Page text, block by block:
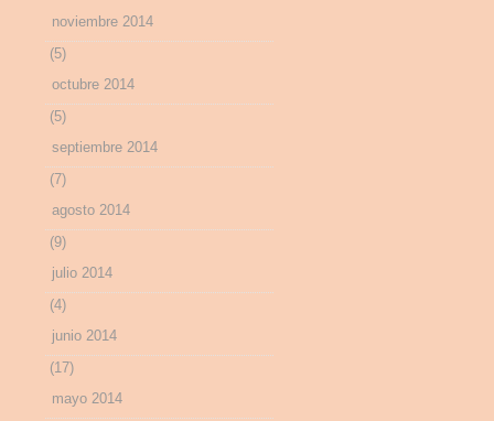
noviembre 2014
(5)
octubre 2014
(5)
septiembre 2014
(7)
agosto 2014
(9)
julio 2014
(4)
junio 2014
(17)
mayo 2014